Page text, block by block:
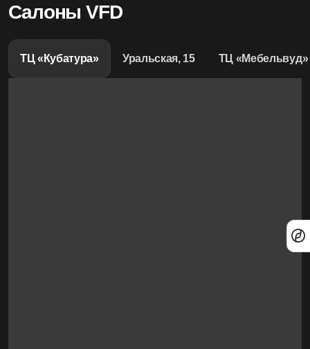
Салоны VFD
ТЦ «Кубатура» Уральская, 15 ТЦ «Мебельвуд»